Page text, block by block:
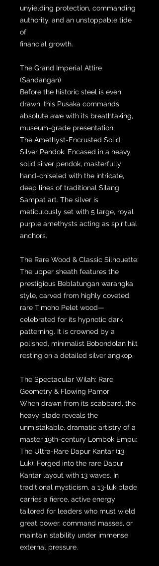
unyielding protection, commanding
authority, and an unstoppable tide
of
financial growth.
The Grand Imperial Attire
(Sandangan)
Before the historic steel is even
drawn, this Pusaka commands
absolute awe with its breathtaking,
museum-grade presentation:
The Amethyst-Encrusted Solid
Silver Pendok: Encased in a heavy,
solid silver pendok, masterfully
hand-chiseled with the intricate,
deep lines of traditional Silang
Sampat art. The silver is
meticulously set with 5 large, royal
purple amethysts acting as spiritual
anchors.
The Rare Wood & Classic Silhouette:
The upper sheath features the
prestigious Beblatungan warangka
style, carved from highly coveted,
rare Timoho Pelet wood—
celebrated for its hypnotic dark
patterning. It is crowned by a
polished, minimalist Bobondolan hilt
resting on a detailed silver angkop.
The Spectacular Wilah: Rare
Geometry & Flowing Pamor
When drawn from its scabbard, the
heavy blade reveals the
unmistakable, dramatic artistry of a
master 19th-century Lombok Empu:
The Ultra-Rare Dapur Kantar (13
Luk): Forged into the rare Dapur
Kantar layout with 13 waves. In
traditional mysticism, a 13-luk blade
carries a fierce, active energy
tailored for leaders who must wield
great power, command masses, or
maintain stability under immense
external pressure.